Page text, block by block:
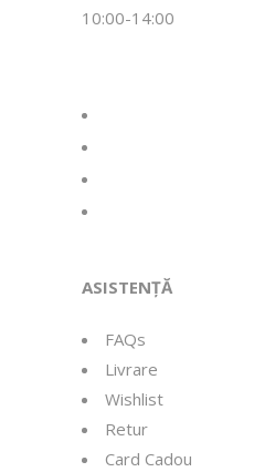
10:00-14:00
ASISTENȚĂ
FAQs
Livrare
Wishlist
Retur
Card Cadou